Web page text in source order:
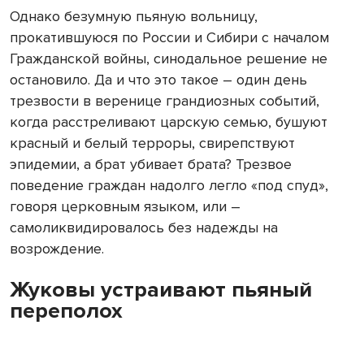
Однако безумную пьяную вольницу,
прокатившуюся по России и Сибири с началом
Гражданской войны, синодальное решение не
остановило. Да и что это такое – один день
трезвости в веренице грандиозных событий,
когда расстреливают царскую семью, бушуют
красный и белый терроры, свирепствуют
эпидемии, а брат убивает брата? Трезвое
поведение граждан надолго легло «под спуд»,
говоря церковным языком, или –
самоликвидировалось без надежды на
возрождение.
Жуковы устраивают пьяный
переполох